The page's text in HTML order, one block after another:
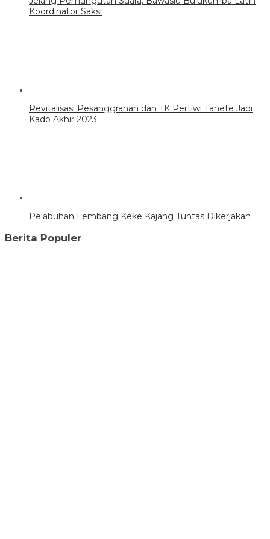
Koordinator Saksi
Revitalisasi Pesanggrahan dan TK Pertiwi Tanete Jadi
Kado Akhir 2023
Pelabuhan Lembang Keke Kajang Tuntas Dikerjakan
Berita Populer